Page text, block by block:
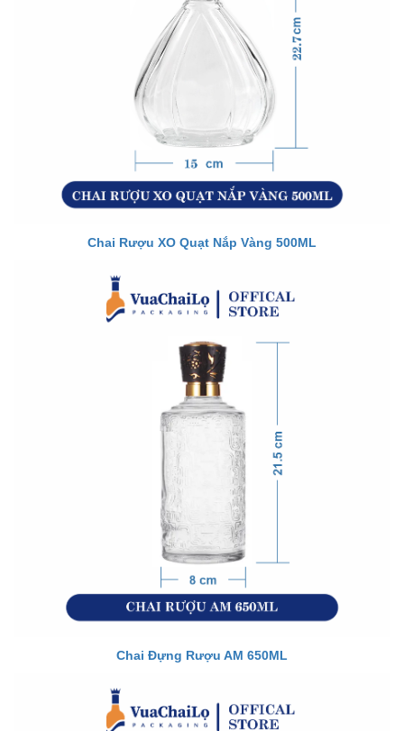
Chai Rượu XO Quạt Nắp Vàng 500ML
Chai Đựng Rượu AM 650ML